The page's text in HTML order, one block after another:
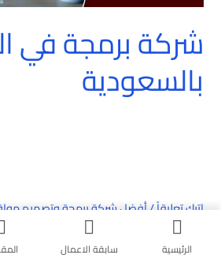
شركة برمجة في
بالسعودية
اترك تعليقاً/أفضل شركة برمجة وتصميم
شركة برمجة في الرياض بالسعودية – حلول
في 2025 شركة برمجة في الرياض
الرئيسية سابقة الاعمال